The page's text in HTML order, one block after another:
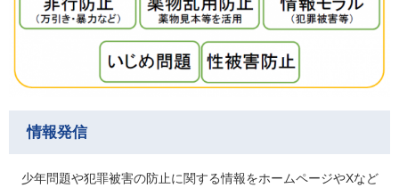
情報発信
少年問題や犯罪被害の防止に関する情報をホームページやXなど